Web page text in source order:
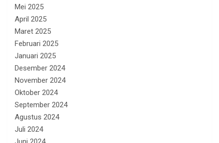
Mei 2025
April 2025
Maret 2025
Februari 2025
Januari 2025
Desember 2024
November 2024
Oktober 2024
September 2024
Agustus 2024
Juli 2024